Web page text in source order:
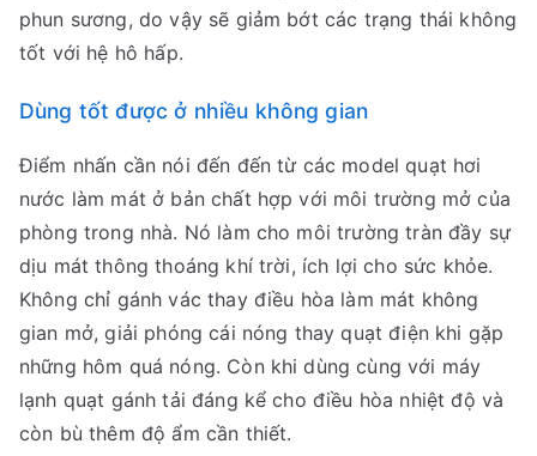
phun sương, do vậy sẽ giảm bớt các trạng thái không
tốt với hệ hô hấp.
Dùng tốt được ở nhiều không gian
Điểm nhấn cần nói đến đến từ các model quạt hơi
nước làm mát ở bản chất hợp với môi trường mở của
phòng trong nhà. Nó làm cho môi trường tràn đầy sự
dịu mát thông thoáng khí trời, ích lợi cho sức khỏe.
Không chỉ gánh vác thay điều hòa làm mát không
gian mở, giải phóng cái nóng thay quạt điện khi gặp
những hôm quá nóng. Còn khi dùng cùng với máy
lạnh quạt gánh tải đáng kể cho điều hòa nhiệt độ và
còn bù thêm độ ẩm cần thiết.